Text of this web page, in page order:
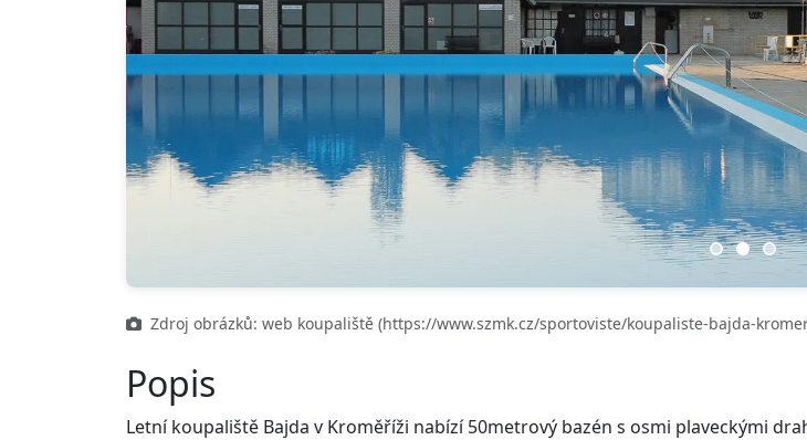
Zdroj obrázků: web koupaliště (https://www.szmk.cz/sportoviste/koupaliste-bajda-
Popis
Letní koupaliště Bajda v Kroměříži nabízí 50metrový bazén s osmi plaveckými